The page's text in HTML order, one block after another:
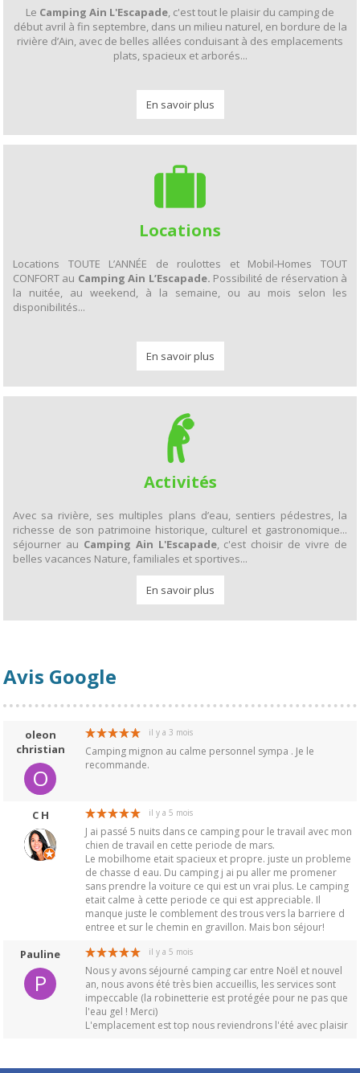
Le Camping Ain L'Escapade, c'est tout le plaisir du camping de
début avril à fin septembre, dans un milieu naturel, en bordure de la
rivière d’Ain, avec de belles allées conduisant à des emplacements
plats, spacieux et arborés...
En savoir plus
Locations
Locations TOUTE L’ANNÉE de roulottes et Mobil-Homes TOUT
CONFORT au Camping Ain L’Escapade. Possibilité de réservation à
la nuitée, au weekend, à la semaine, ou au mois selon les
disponibilités...
En savoir plus
Activités
Avec sa rivière, ses multiples plans d’eau, sentiers pédestres, la
richesse de son patrimoine historique, culturel et gastronomique...
séjourner au Camping Ain L'Escapade, c'est choisir de vivre de
belles vacances Nature, familiales et sportives...
En savoir plus
Avis Google
oleon
christian
O
il y a 3 mois
Camping mignon au calme personnel sympa . Je le
recommande.
C H il y a 5 mois
J ai passé 5 nuits dans ce camping pour le travail avec mon
chien de travail en cette periode de mars.
Le mobilhome etait spacieux et propre. juste un probleme
de chasse d eau. Du camping j ai pu aller me promener
sans prendre la voiture ce qui est un vrai plus. Le camping
etait calme à cette periode ce qui est appreciable. Il
manque juste le comblement des trous vers la barriere d
entree et sur le chemin en gravillon. Mais bon séjour!
Pauline
P
il y a 5 mois
Nous y avons séjourné camping car entre Noël et nouvel
an, nous avons été très bien accueillis, les services sont
impeccable (la robinetterie est protégée pour ne pas que
l'eau gel ! Merci)
L'emplacement est top nous reviendrons l'été avec plaisir